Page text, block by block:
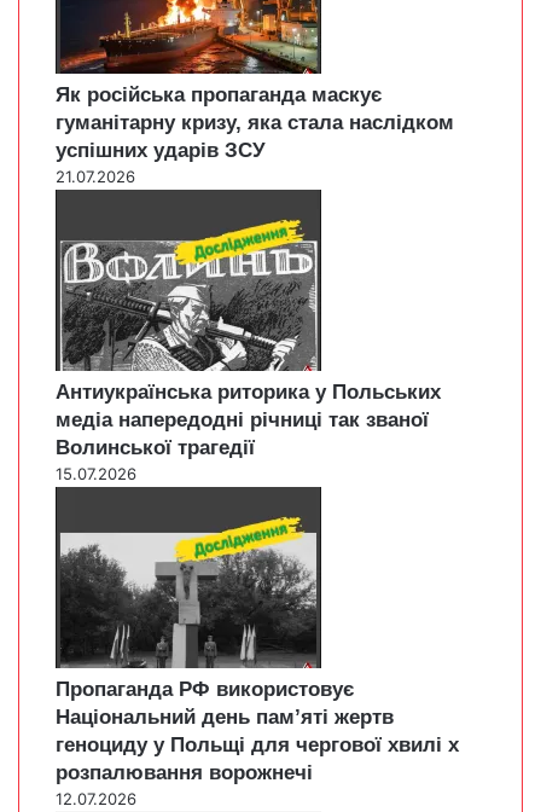
Як російська пропаганда маскує
гуманітарну кризу, яка стала наслідком
успішних ударів ЗСУ
21.07.2026
Антиукраїнська риторика у Польських
медіа напередодні річниці так званої
Волинської трагедії
15.07.2026
Пропаганда РФ використовує
Національний день пам’яті жертв
геноциду у Польщі для чергової хвилі х
розпалювання ворожнечі
12.07.2026